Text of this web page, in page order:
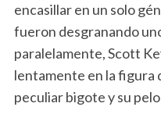
encasillar en un solo
fueron desgranando
paralelamente, Scott
lentamente en la figura
peculiar bigote y su pelo